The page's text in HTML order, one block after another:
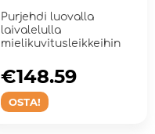
Purjehdi luovalla
laivalelulla
mielikuvitusleikkeihin
OSTA!
€148.59